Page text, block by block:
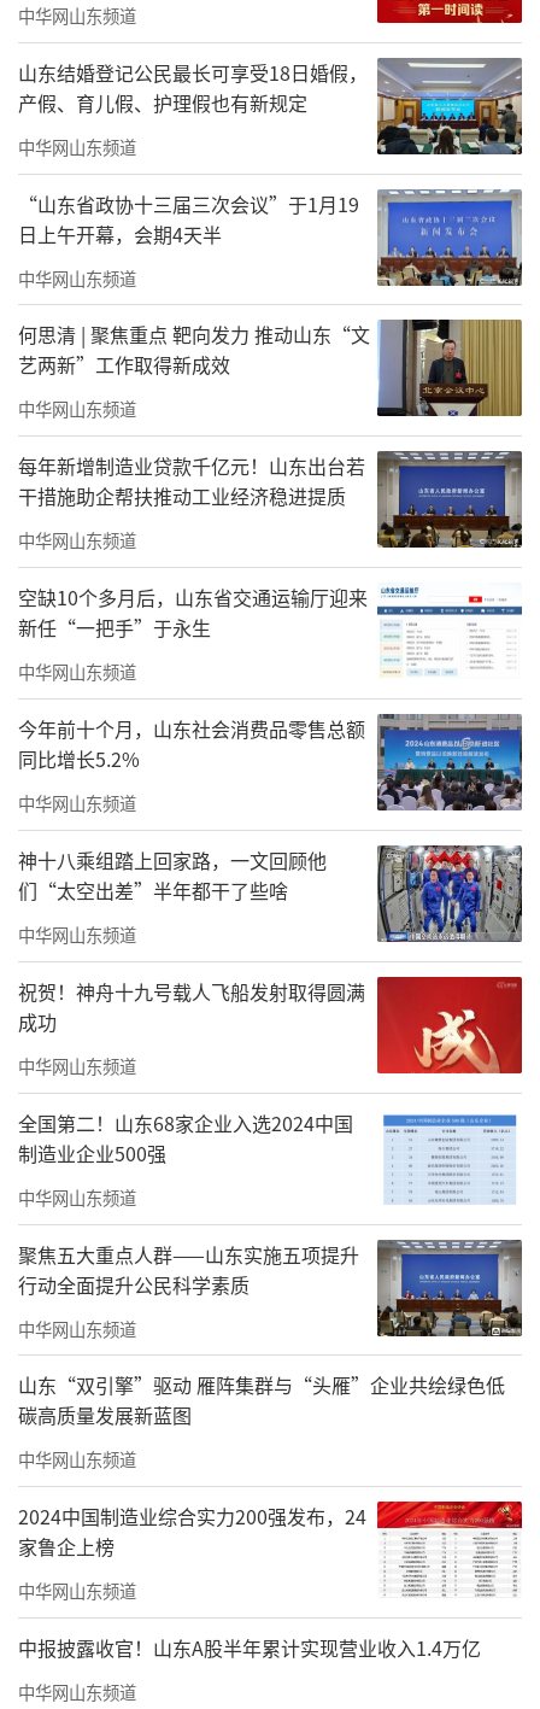
中华网山东频道
山东结婚登记公民最长可享受18日婚假，
产假、育儿假、护理假也有新规定
中华网山东频道
“山东省政协十三届三次会议”于1月19
日上午开幕，会期4天半
中华网山东频道
何思清 | 聚焦重点 靶向发力 推动山东“文
艺两新”工作取得新成效
中华网山东频道
每年新增制造业贷款千亿元！山东出台若
干措施助企帮扶推动工业经济稳进提质
中华网山东频道
空缺10个多月后，山东省交通运输厅迎来
新任“一把手”于永生
中华网山东频道
今年前十个月，山东社会消费品零售总额
同比增长5.2%
中华网山东频道
神十八乘组踏上回家路，一文回顾他
们“太空出差”半年都干了些啥
中华网山东频道
祝贺！神舟十九号载人飞船发射取得圆满
成功
中华网山东频道
全国第二！山东68家企业入选2024中国
制造业企业500强
中华网山东频道
聚焦五大重点人群——山东实施五项提升
行动全面提升公民科学素质
中华网山东频道
山东“双引擎”驱动 雁阵集群与“头雁”企业共绘绿色低
碳高质量发展新蓝图
中华网山东频道
2024中国制造业综合实力200强发布，24
家鲁企上榜
中华网山东频道
中报披露收官！山东A股半年累计实现营业收入1.4万亿
中华网山东频道